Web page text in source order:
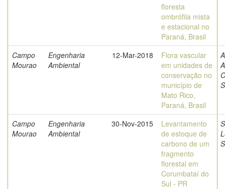
floresta
ombrófila mista
e estacional no
Paraná, Brasil
Campo
Mourao
Engenharia
Ambiental
12-Mar-2018
Flora vascular
em unidades de
conservação no
município de
Mato Rico,
Paraná, Brasil
Campo
Mourao
Engenharia
Ambiental
30-Nov-2015
Levantamento
de estoque de
carbono de um
fragmento
florestal em
Corumbataí do
Sul - PR